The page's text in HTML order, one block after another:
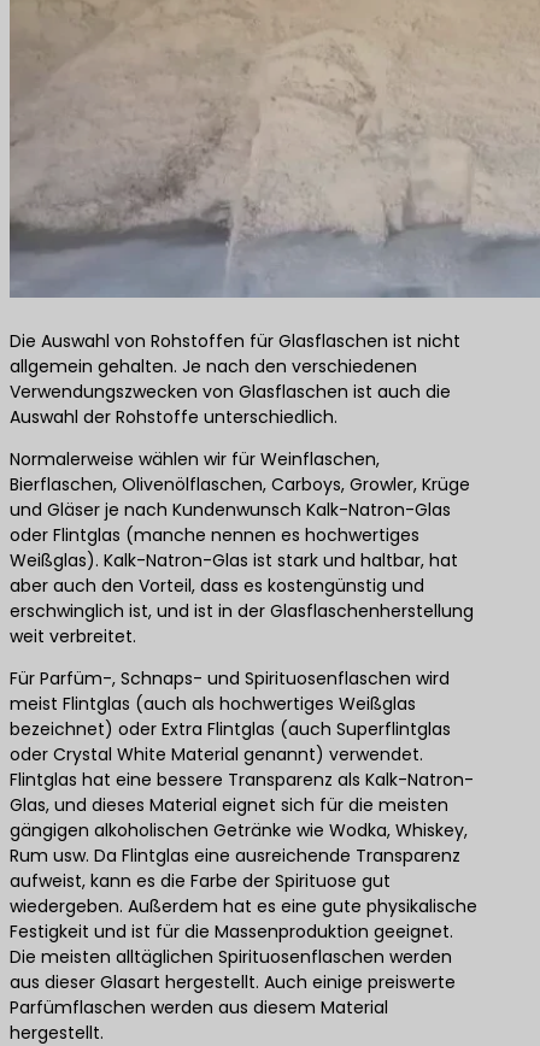
Die Auswahl von Rohstoffen für Glasflaschen ist nicht
allgemein gehalten. Je nach den verschiedenen
Verwendungszwecken von Glasflaschen ist auch die
Auswahl der Rohstoffe unterschiedlich.
Normalerweise wählen wir für Weinflaschen,
Bierflaschen, Olivenölflaschen, Carboys, Growler, Krüge
und Gläser je nach Kundenwunsch Kalk-Natron-Glas
oder Flintglas (manche nennen es hochwertiges
Weißglas). Kalk-Natron-Glas ist stark und haltbar, hat
aber auch den Vorteil, dass es kostengünstig und
erschwinglich ist, und ist in der Glasflaschenherstellung
weit verbreitet.
Für Parfüm-, Schnaps- und Spirituosenflaschen wird
meist Flintglas (auch als hochwertiges Weißglas
bezeichnet) oder Extra Flintglas (auch Superflintglas
oder Crystal White Material genannt) verwendet.
Flintglas hat eine bessere Transparenz als Kalk-Natron-
Glas, und dieses Material eignet sich für die meisten
gängigen alkoholischen Getränke wie Wodka, Whiskey,
Rum usw. Da Flintglas eine ausreichende Transparenz
aufweist, kann es die Farbe der Spirituose gut
wiedergeben. Außerdem hat es eine gute physikalische
Festigkeit und ist für die Massenproduktion geeignet.
Die meisten alltäglichen Spirituosenflaschen werden
aus dieser Glasart hergestellt. Auch einige preiswerte
Parfümflaschen werden aus diesem Material
hergestellt.